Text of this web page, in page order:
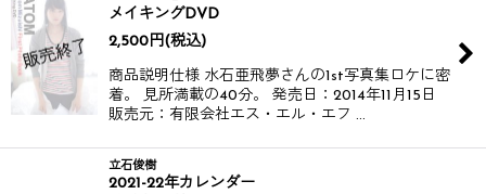
メイキングDVD
2,500 円(税込)
商品説明仕様 水石亜飛夢さんの1st写真集ロケに密
着。 見所満載の40分。 発売日：2014年11月15日
販売元：有限会社エス・エル・エフ …
立石俊樹
2021-22年カレンダー